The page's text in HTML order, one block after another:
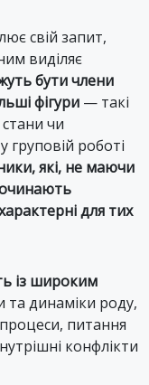
свій запит,
виділяє
бути члени
фігури — такі
стани чи
груповій роботі
які, не маючи
для тих
із широким
та динаміки роду,
питання
конфлікти